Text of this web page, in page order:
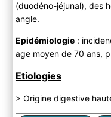
(duodéno-jéjunal), des
angle.
Epidémiologie:
age moyen de 70 ans,
Etiologies
> Origine digestive